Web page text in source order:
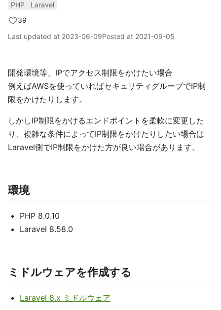
PHP
Laravel
39
Last updated at 2023-06-09Posted at 2021-09-05
開発環境等、IPでアクセス制限をかけたい場合
例えばAWSを使っていればセキュリティグループでIP制
限をかけたりします。
しかしIP制限をかけるエンドポイントを柔軟に変更した
り、複雑な条件によってIP制限をかけたりしたい場合は
Laravel側でIP制限をかけた方が良い場合があります。
環境
PHP 8.0.10
Laravel 8.58.0
ミドルウェアを作成する
Laravel 8.x ミドルウェア